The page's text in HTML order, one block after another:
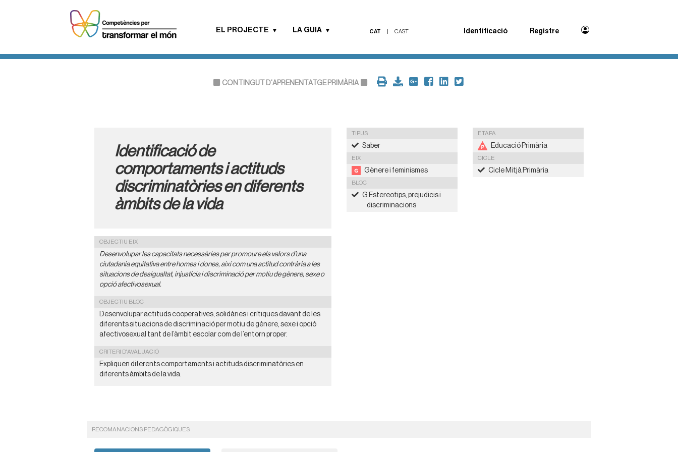
EL PROJECTE LA GUIA CAT CAST Identificació Registre
CONTINGUT D'APRENENTATGE PRIMÀRIA
Identificació de
comportaments i actituds
discriminatòries en diferents
àmbits de la vida
OBJECTIU EIX
Desenvolupar les capacitats necessàries per promoure els valors d’una
ciutadania equitativa entre homes i dones, així com una actitud contrària a les
situacions de desigualtat, injustícia i discriminació per motiu de gènere, sexe o
opció afectivosexual.
OBJECTIU BLOC
Desenvolupar actituds cooperatives, solidàries i crítiques davant de les
diferents situacions de discriminació per motiu de gènere, sexe i opció
afectivosexual tant de l’àmbit escolar com de l’entorn proper.
CRITERI D'AVALUACIÓ
Expliquen diferents comportaments i actituds discriminatòries en
diferents àmbits de la vida.
TIPUS
Saber
EIX
Gènere i feminismes
BLOC
G Estereotips, prejudicis i
discriminacions
ETAPA
Educació Primària
CICLE
Cicle Mitjà Primària
RECOMANACIONS PEDAGÒGIQUES